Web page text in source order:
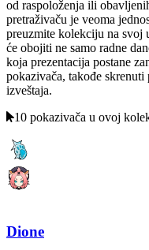
od raspoloženja ili
pretraživaču je veoma
preuzmite kolekciju na svoj
će obojiti ne samo radne
koja prezentacija postane
pokazivača, takođe skrenuti
izveštaja.
10 pokazivača u ovoj
Dione